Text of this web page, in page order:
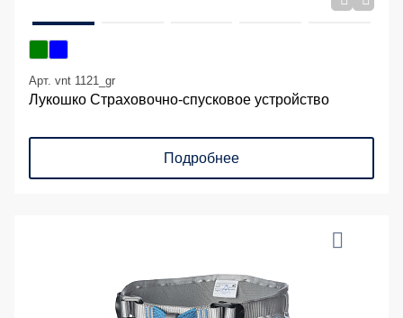
Арт. vnt 1121_gr
Лукошко Страховочно-спусковое устройство
Подробнее